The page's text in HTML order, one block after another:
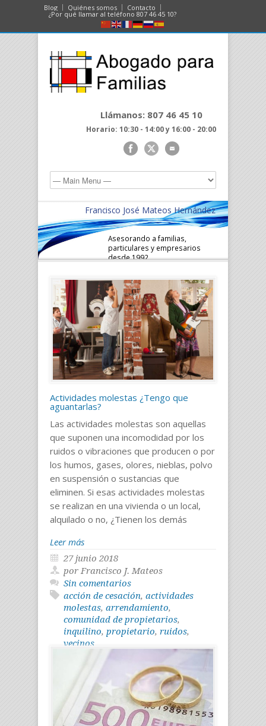
Blog Quiénes somos Contacto
¿Por qué llamar al teléfono 807 46 45 10?
Llámanos: 807 46 45 10
Horario: 10:30 - 14:00 y 16:00 - 20:00
Francisco José Mateos Hernández
Asesorando a familias,
particulares y empresarios
desde 1992
Actividades molestas ¿Tengo que
aguantarlas?
Las actividades molestas son aquellas
que suponen una incomodidad por los
ruidos o vibraciones que producen o por
los humos, gases, olores, nieblas, polvo
en suspensión o sustancias que
eliminen. Si esas actividades molestas
se realizan en una vivienda o un local,
alquilado o no, ¿Tienen los demás
Leer más
27 junio 2018
por Francisco J. Mateos
Sin comentarios
acción de cesación, actividades
molestas, arrendamiento,
comunidad de propietarios,
inquilino, propietario, ruidos,
vecinos